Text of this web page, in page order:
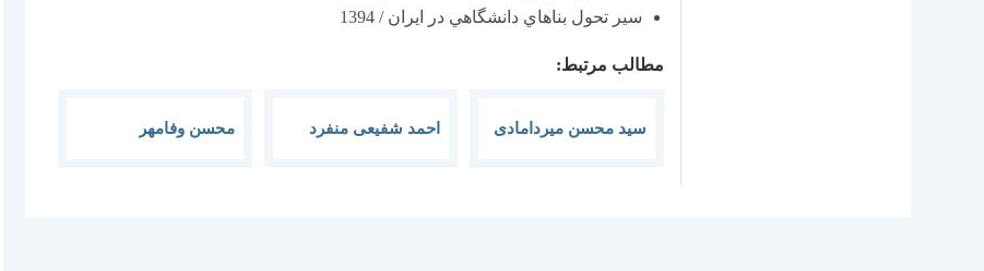
سير تحول بناهاي دانشگاهي در ايران / 1394
مطالب مرتبط:
سید محسن میردامادی احمد شفیعی منفرد محسن وفامهر